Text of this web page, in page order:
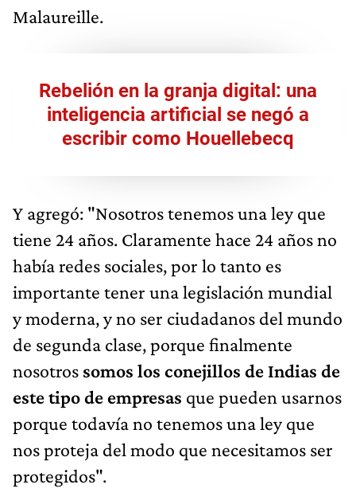
Malaureille.
Rebelión en la granja digital: una
inteligencia artificial se negó a
escribir como Houellebecq
Y agregó: "Nosotros tenemos una ley que
tiene 24 años. Claramente hace 24 años no
había redes sociales, por lo tanto es
importante tener una legislación mundial
y moderna, y no ser ciudadanos del mundo
de segunda clase, porque finalmente
nosotros somos los conejillos de Indias de
este tipo de empresas que pueden usarnos
porque todavía no tenemos una ley que
nos proteja del modo que necesitamos ser
protegidos".